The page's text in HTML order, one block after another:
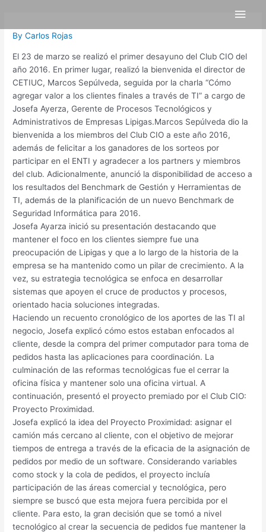
content
Main
ByCarlos Rojas
El 23 de marzo se realizó el primer desayuno del Club CIO del
año 2016. En primer lugar, realizó la bienvenida el director de
CETIUC, Marcos Sepúlveda, seguida por la charla “Cómo
agregar valor a los clientes finales a través de TI” a cargo de
Josefa Ayerza, Gerente de Procesos Tecnológicos y
Administrativos de Empresas Lipigas.Marcos Sepúlveda dio la
bienvenida a los miembros del Club CIO a este año 2016,
además de felicitar a los ganadores de los sorteos por
participar en el ENTI y agradecer a los partners y miembros
del club. Adicionalmente, anunció la disponibilidad de acceso a
los resultados del Benchmark de Gestión y Herramientas de
TI, además de la planificación de un nuevo Benchmark de
Seguridad Informática para 2016.
Josefa Ayarza inició su presentación destacando que
mantener el foco en los clientes siempre fue una
preocupación de Lipigas y que a lo largo de la historia de la
empresa se ha mantenido como un pilar de crecimiento. A la
vez, su estrategia tecnológica se enfoca en desarrollar
sistemas que apoyen el cruce de productos y procesos,
orientado hacia soluciones integradas.
Haciendo un recuento cronológico de los aportes de las TI al
negocio, Josefa explicó cómo estos estaban enfocados al
cliente, desde la compra del primer computador para toma de
pedidos hasta las aplicaciones para coordinación. La
culminación de las reformas tecnológicas fue el cerrar la
oficina física y mantener solo una oficina virtual. A
continuación, presentó el proyecto premiado por el Club CIO:
Proyecto Proximidad.
Josefa explicó la idea del Proyecto Proximidad: asignar el
camión más cercano al cliente, con el objetivo de mejorar
tiempos de entrega a través de la eficacia de la asignación de
pedidos por medio de un software. Considerando variables
como stock y la cola de pedidos, el proyecto incluía
participación de las áreas comercial y tecnológica, pero
siempre se buscó que esta mejora fuera percibida por el
cliente. Para esto, la gran decisión que se tomó a nivel
tecnológico al crear la secuencia de pedidos fue mantener la